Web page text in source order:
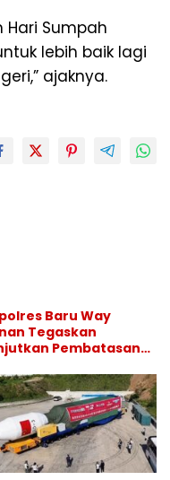
Hari Sumpah
lebih baik lagi
ajaknya.
Baru Way
Tegaskan
Pembatasan
Narkoba